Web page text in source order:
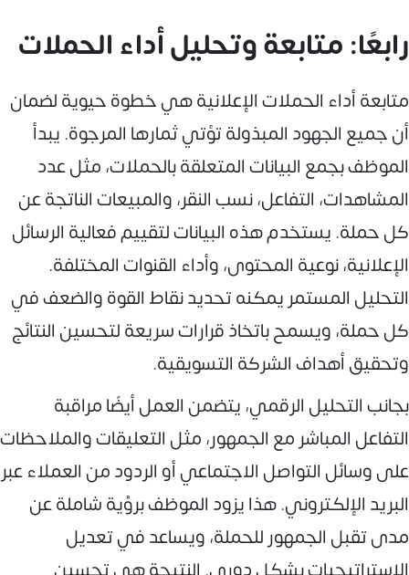
رابعًا: متابعة وتحليل أداء الحملات
متابعة أداء الحملات الإعلانية هي خطوة حيوية لضمان
أن جميع الجهود المبذولة تؤتي ثمارها المرجوة. يبدأ
الموظف بجمع البيانات المتعلقة بالحملات، مثل عدد
المشاهدات، التفاعل، نسب النقر، والمبيعات الناتجة عن
كل حملة. يستخدم هذه البيانات لتقييم فعالية الرسائل
الإعلانية، نوعية المحتوى، وأداء القنوات المختلفة.
التحليل المستمر يمكنه تحديد نقاط القوة والضعف في
كل حملة، ويسمح باتخاذ قرارات سريعة لتحسين النتائج
وتحقيق أهداف الشركة التسويقية.
بجانب التحليل الرقمي، يتضمن العمل أيضًا مراقبة
التفاعل المباشر مع الجمهور، مثل التعليقات والملاحظات
على وسائل التواصل الاجتماعي أو الردود من العملاء عبر
البريد الإلكتروني. هذا يزود الموظف برؤية شاملة عن
مدى تقبل الجمهور للحملة، ويساعد في تعديل